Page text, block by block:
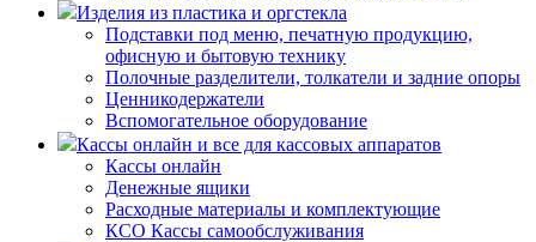
Изделия из пластика и оргстекла
Подставки под меню, печатную продукцию,
офисную и бытовую технику
Полочные разделители, толкатели и задние опоры
Ценникодержатели
Вспомогательное оборудование
Кассы онлайн и все для кассовых аппаратов
Кассы онлайн
Денежные ящики
Расходные материалы и комплектующие
КСО Кассы самообслуживания